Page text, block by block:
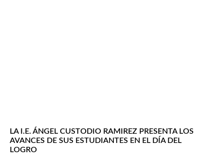
LA I.E. ÁNGEL CUSTODIO RAMIREZ PRESENTA LOS
AVANCES DE SUS ESTUDIANTES EN EL DÍA DEL
LOGRO